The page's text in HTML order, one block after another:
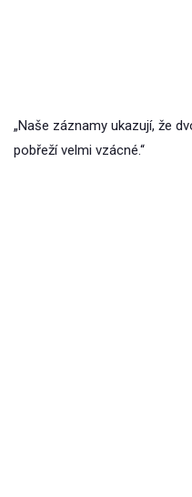
„Naše záznamy ukazují, že
pobřeží velmi vzácné.“